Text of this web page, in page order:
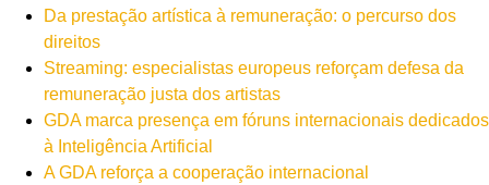
Da prestação artística à remuneração: o percurso dos
direitos
Streaming: especialistas europeus reforçam defesa da
remuneração justa dos artistas
GDA marca presença em fóruns internacionais dedicados
à Inteligência Artificial
A GDA reforça a cooperação internacional